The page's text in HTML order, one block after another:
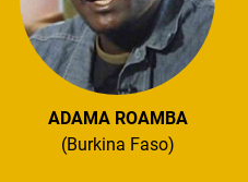
ADAMA ROAMBA
(Burkina Faso)